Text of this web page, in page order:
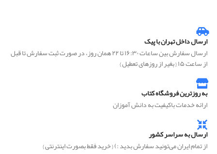
ارسال داخل تهران با پیک
ارسال سفارش بین ساعات ۱۶:۳۰ تا ۲۲ همان روز، در صورت ثبت سفارش تا قبل
از ساعت ۱۵ { بغیر از روزهای تعطیل }
به روزترین فروشگاه کتاب
ارائه خدمات باکیفیت به دانش آموزان
ارسال به سراسر کشور
از تمام ایران می‌تونید سفارش بدید :) { خرید فقط بصورت اینترنتی }